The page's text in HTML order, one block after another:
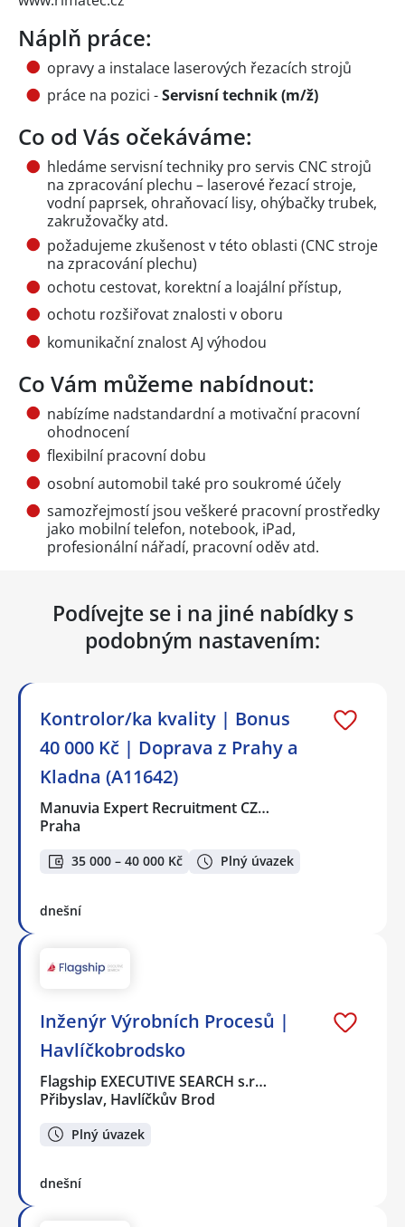
Náplň práce:
opravy a instalace laserových řezacích strojů
práce na pozici -Servisní technik (m/ž)
Co od Vás očekáváme:
hledáme servisní techniky pro servis CNC strojů
na zpracování plechu – laserové řezací stroje,
vodní paprsek, ohraňovací lisy, ohýbačky trubek,
zakružovačky atd.
požadujeme zkušenost v této oblasti (CNC stroje
na zpracování plechu)
ochotu cestovat, korektní a loajální přístup,
ochotu rozšiřovat znalosti v oboru
komunikační znalost AJ výhodou
Co Vám můžeme nabídnout:
nabízíme nadstandardní a motivační pracovní
ohodnocení
flexibilní pracovní dobu
osobní automobil také pro soukromé účely
samozřejmostí jsou veškeré pracovní prostředky
jako mobilní telefon, notebook, iPad,
profesionální nářadí, pracovní oděv atd.
Podívejte se i na jiné nabídky s
podobným nastavením:
Kontrolor/ka kvality | Bonus
40 000 Kč | Doprava z Prahy a
Kladna (A11642)
Manuvia Expert Recruitment CZ…
Praha
35 000 – 40 000 Kč Plný úvazek
dnešní
Inženýr Výrobních Procesů |
Havlíčkobrodsko
Flagship EXECUTIVE SEARCH s.r…
Přibyslav, Havlíčkův Brod
Plný úvazek
dnešní